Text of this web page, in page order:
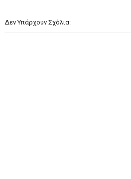
Δεν Υπάρχουν Σχόλια: